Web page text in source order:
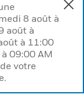
8 août à
août à
à 11:00
09:00 AM
votre